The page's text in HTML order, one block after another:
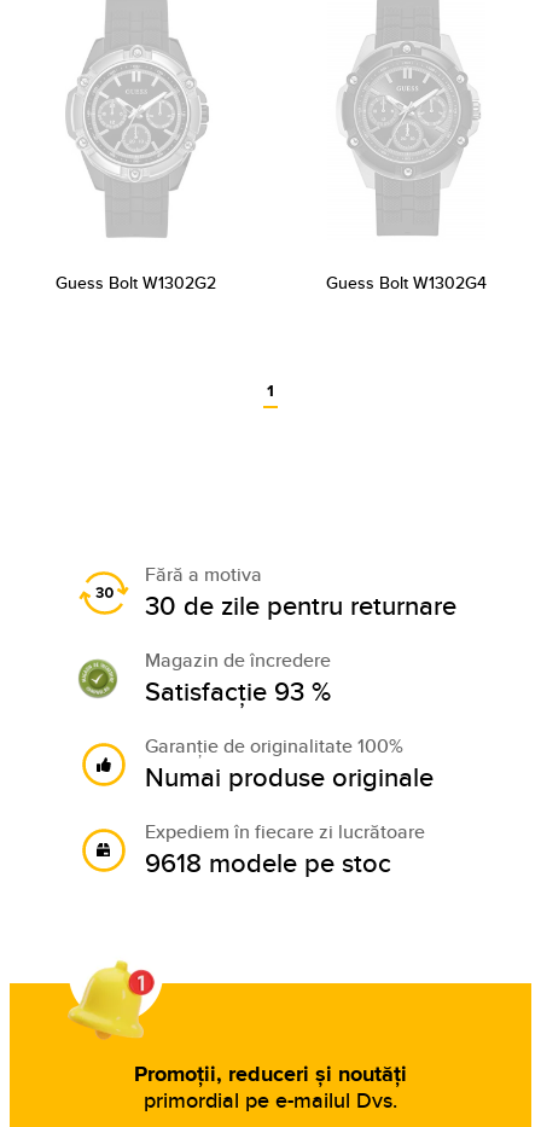
Guess Bolt W1302G2 Guess Bolt W1302G4
1
Fără a motiva
30 de zile pentru returnare
Magazin de încredere
Satisfacție 93 %
Garanție de originalitate 100%
Numai produse originale
Expediem în fiecare zi lucrătoare
9618 modele pe stoc
Promoții, reduceri și noutăți
primordial pe e-mailul Dvs.